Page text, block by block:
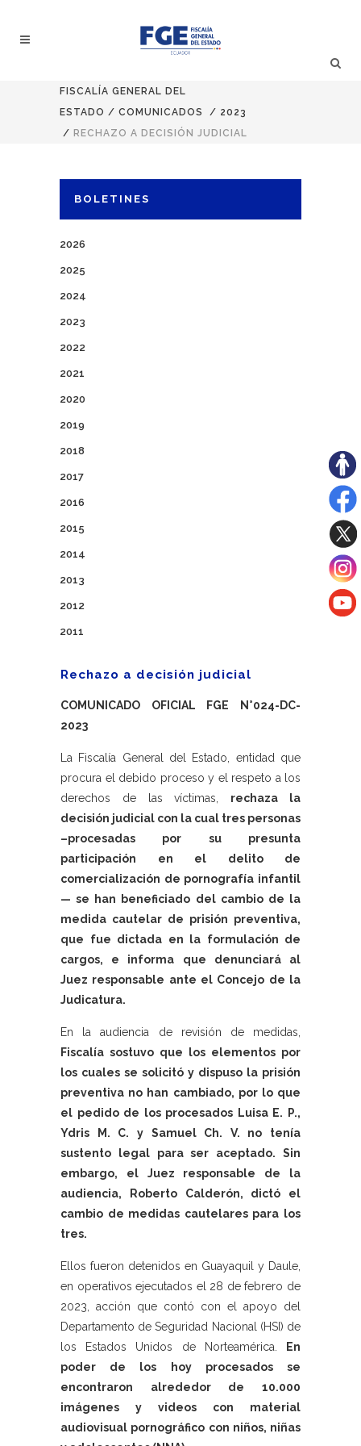
FISCALÍA GENERAL DEL
ESTADO / COMUNICADOS / 2023
/ RECHAZO A DECISIÓN JUDICIAL
BOLETINES
2026
2025
2024
2023
2022
2021
2020
2019
2018
2017
2016
2015
2014
2013
2012
2011
Rechazo a decisión judicial
COMUNICADO OFICIAL FGE N°024-DC-
2023
La Fiscalía General del Estado, entidad que
procura el debido proceso y el respeto a los
derechos de las víctimas, rechaza la
decisión judicial con la cual tres personas
–procesadas por su presunta
participación en el delito de
comercialización de pornografía infantil
— se han beneficiado del cambio de la
medida cautelar de prisión preventiva,
que fue dictada en la formulación de
cargos, e informa que denunciará al
Juez responsable ante el Concejo de la
Judicatura.
En la audiencia de revisión de medidas,
Fiscalía sostuvo que los elementos por
los cuales se solicitó y dispuso la prisión
preventiva no han cambiado, por lo que
el pedido de los procesados Luisa E. P.,
Ydris M. C. y Samuel Ch. V. no tenía
sustento legal para ser aceptado. Sin
embargo, el Juez responsable de la
audiencia, Roberto Calderón, dictó el
cambio de medidas cautelares para los
tres.
Ellos fueron detenidos en Guayaquil y Daule,
en operativos ejecutados el 28 de febrero de
2023, acción que contó con el apoyo del
Departamento de Seguridad Nacional (HSI) de
los Estados Unidos de Norteamérica.
En
poder de los hoy procesados se
encontraron alrededor de 10.000
imágenes y videos con material
audiovisual pornográfico con niños, niñas